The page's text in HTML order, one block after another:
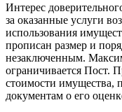
Интерес
за оказанные услуги
использования
прописан размер и
незаключенным.
ограничивается Пост.
стоимости имущества,
документам о его